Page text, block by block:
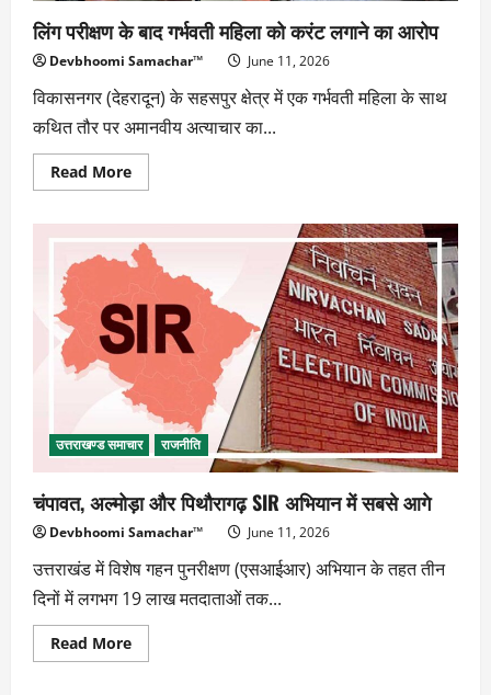
लिंग परीक्षण के बाद गर्भवती महिला को करंट लगाने का आरोप
Devbhoomi Samachar™ June 11, 2026
विकासनगर (देहरादून) के सहसपुर क्षेत्र में एक गर्भवती महिला के साथ
कथित तौर पर अमानवीय अत्याचार का...
Read MoreRead
more
के
बाद
गर्भवती
को
करंट
लगाने
का
उत्तराखण्ड समाचार राजनीति
चंपावत, अल्मोड़ा और पिथौरागढ़ SIR अभियान में सबसे आगे
Devbhoomi Samachar™ June 11, 2026
उत्तराखंड में विशेष गहन पुनरीक्षण (एसआईआर) अभियान के तहत तीन
दिनों में लगभग 19 लाख मतदाताओं तक...
Read MoreRead
more